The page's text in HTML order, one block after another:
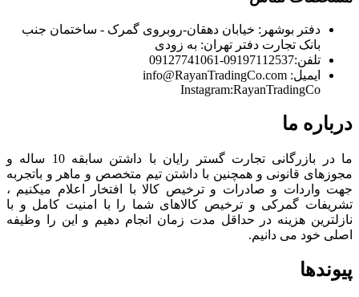
دفتر بوشهر: خیابان دهقان-روبروی گمرک - ساختمان جنب
بانک تجارت دفتر تهران: به زودی
تلفن:09197112537-09127741061
ایمیل: info@RayanTradingCo.com
Instagram:RayanTradingCo
درباره ما
ما در بازرگانی تجارت گستر رایان با داشتن سابقه 10 ساله و
مجوزهای قانونی و همچنین با داشتن تیم متخصص و ماهر و باتجربه
جهت واردات و صادرات و ترخیص کالا با افتخار اعلام میکنیم ،
تشریفات گمرکی و ترخیص کالاهای شما را با امنیت کامل و با
نازلترین هزینه در حداقل مدت زمان انجام دهیم و این را وظیفه
اصلی خود می دانیم.
پیوندها